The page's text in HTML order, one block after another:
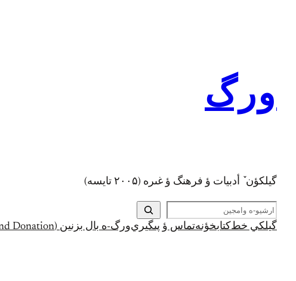
ورگ
گيلکؤن ٚ أدبیات ؤ فرهنگ ؤ غىره (۲۰۰۵ تايسه)
ج
س
تگيلکي خط کتابخؤنهتماس ؤ پىگيريورگ-ه بال بزنين (Support and Donation)